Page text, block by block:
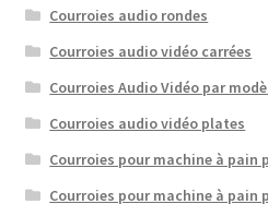
Courroies audio rondes
Courroies audio vidéo carrées
Courroies Audio Vidéo par
Courroies audio vidéo plates
Courroies pour machine à pain
Courroies pour machine à pain